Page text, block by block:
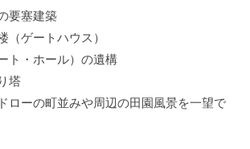
要塞建築
（ゲートハウス）
ト・ホール）の遺構
塔
ローの町並みや周辺の田園風景を一望で